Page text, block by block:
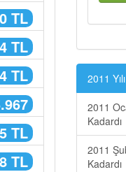
TL
TL
TL
TL
TL
2011
2011
Kadardı
2011
Kadardı